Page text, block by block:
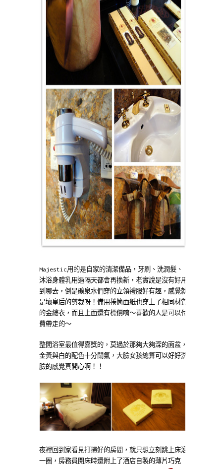
Majestic用的是自家的清潔備品，牙刷、洗潤髮、
沐浴身體乳用過隔天都會再換新，老實說是沒有好用
到哪去，倒是礦泉水們穿的立領禮服好有趣，感覺就
是壞皇后的剪裁呀！備用捲筒面紙也穿上了相同材質
的金縷衣，而且上面還有標價唷～喜歡的人是可以付
費帶走的～
整間浴室最值得嘉獎的，莫過於那夠大夠深的面盆，
金黃與白的配色十分闊氣，大臉女孩總算可以好好洗
臉的感覺真開心啊！！
夜裡回到家看見打掃好的房間，就只想立刻跳上床滾
一圈，房務員開床時還附上了酒店自製的薄片巧克